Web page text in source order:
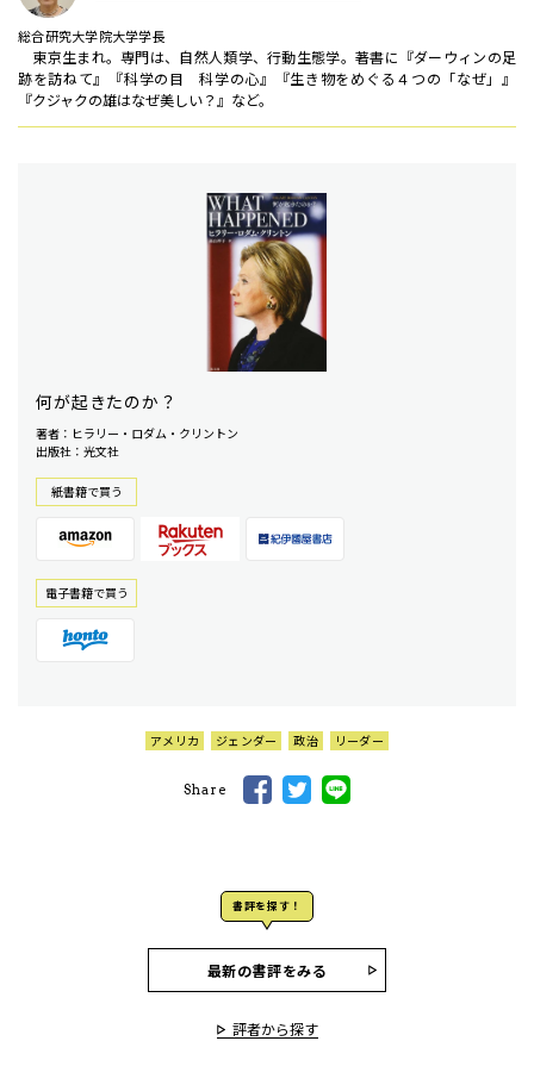
総合研究大学院大学学長
東京生まれ。専門は、自然人類学、行動生態学。著書に『ダーウィンの足
跡を訪ねて』『科学の目 科学の心』『生き物をめぐる４つの「なぜ」』
『クジャクの雄はなぜ美しい？』など。
何が起きたのか？
著者：ヒラリー・ロダム・クリントン
出版社：光文社
紙書籍で買う
電⼦書籍で買う
アメリカ ジェンダー 政治 リーダー
Share
書評を探す！
最新の書評をみる
評者から探す